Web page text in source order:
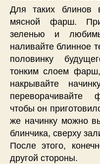
Для таких блинов
мясной фарш.
зеленью и
наливайте блинное
половинку
тонким слоем фарш,
накрывайте
переворачивайте
чтобы он
же начинку можно
блинчика, сверху
После этого,
другой стороны.